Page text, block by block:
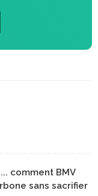
comment BMV
sans sacrifier